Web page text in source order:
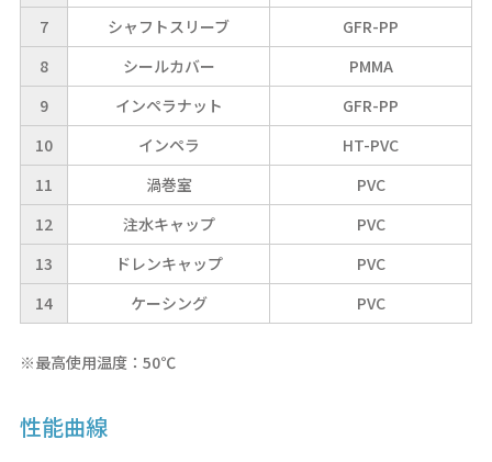
7
シャフトスリーブ
GFR-PP
8
シールカバー
PMMA
9
インペラナット
GFR-PP
10
インペラ
HT-PVC
11
渦巻室
PVC
12
注水キャップ
PVC
13
ドレンキャップ
PVC
14
ケーシング PVC
※最高使用温度：50℃
性能曲線